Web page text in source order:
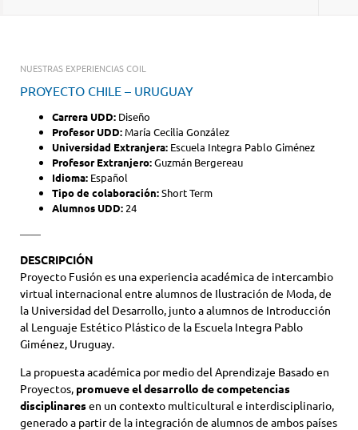
NUESTRAS EXPERIENCIAS COIL
PROYECTO CHILE – URUGUAY
Carrera UDD: Diseño
Profesor UDD: María Cecilia González
Universidad Extranjera: Escuela Integra Pablo Giménez
Profesor Extranjero:Guzmán Bergereau
Idioma: Español
Tipo de colaboración:Short Term
Alumnos UDD: 24
——
DESCRIPCIÓN
Proyecto Fusión es una experiencia académica de intercambio
virtual internacional entre alumnos de Ilustración de Moda, de
la Universidad del Desarrollo, junto a alumnos de Introducción
al Lenguaje Estético Plástico de la Escuela Integra Pablo
Giménez, Uruguay.
La propuesta académica por medio del Aprendizaje Basado en
Proyectos, promueve el desarrollo de competencias
disciplinaresen un contexto multicultural e interdisciplinario,
generado a partir de la integración de alumnos de ambos países